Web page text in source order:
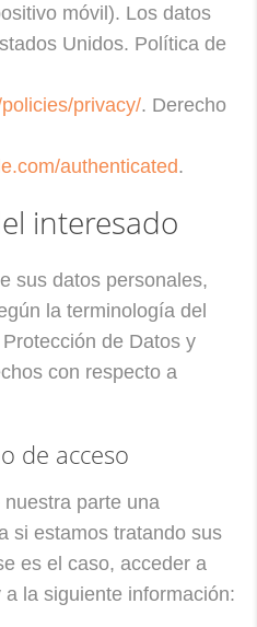
móvil). Los datos
Unidos. Política de
privacy/. Derecho
authenticated.
interesado
sus datos personales,
la terminología del
de Datos y
con respecto a
de acceso
parte una
si estamos tratando sus
es el caso, acceder a
la siguiente información: